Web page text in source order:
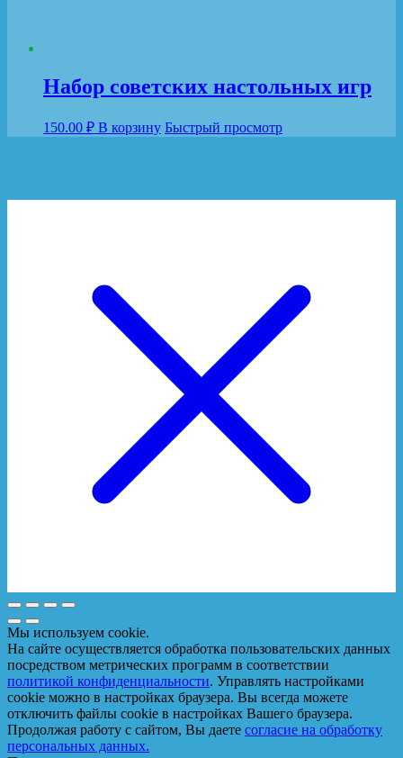
Набор советских настольных игр
150.00 ₽ В корзину Быстрый просмотр
Мы используем cookie.
На сайте осуществляется обработка пользовательских данных
посредством метрических программ в соответствии
политикой конфиденциальности. Управлять настройками
cookie можно в настройках браузера. Вы всегда можете
отключить файлы cookie в настройках Вашего браузера.
Продолжая работу с сайтом, Вы даете согласие на обработку
персональных данных.